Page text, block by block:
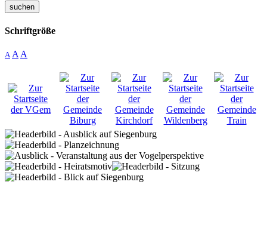
suchen
Schriftgröße
A A A